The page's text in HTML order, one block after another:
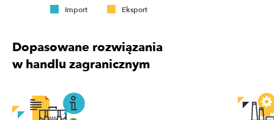
Import Eksport
Dopasowane rozwiązania
w handlu zagranicznym